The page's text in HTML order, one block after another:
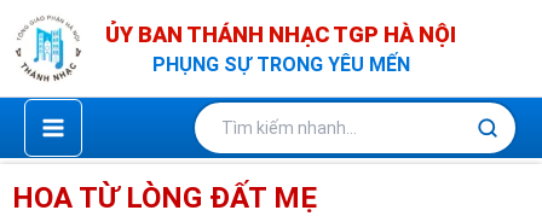
Nhảy
tới
nội
dung
ỦY BAN THÁNH NHẠC TGP HÀ NỘI
PHỤNG SỰ TRONG YÊU MẾN
HOA TỪ LÒNG ĐẤT MẸ